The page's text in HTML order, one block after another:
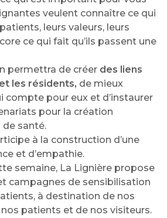
veulent connaître ce qui
leurs valeurs, leurs
ce qui fait qu’ils passent une
permettra de créer des liens
les résidents, de mieux
compte pour eux et d’instaurer
pour la création
santé.
à la construction d’une
et d’empathie.
semaine, La Lignière propose
campagnes de sensibilisation
à destination de nos
patients et de nos visiteurs.